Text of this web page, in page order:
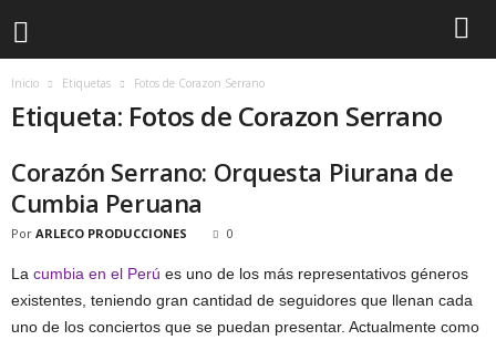
Inicio Etiquetas Fotos de Corazon Serrano
Etiqueta: Fotos de Corazon Serrano
Corazón Serrano: Orquesta Piurana de
Cumbia Peruana
Por ARLECO PRODUCCIONES 0
La cumbia en el Perú es uno de los más representativos géneros
existentes, teniendo gran cantidad de seguidores que llenan cada
uno de los conciertos que se puedan presentar. Actualmente como